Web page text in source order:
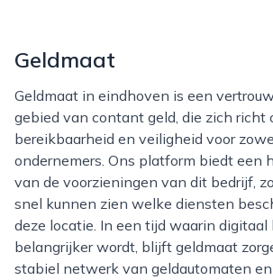
Geldmaat
Geldmaat in eindhoven is een vertrouwde speler op het
gebied van contant geld, die zich richt
bereikbaarheid en veiligheid voor
ondernemers. Ons platform biedt een
van de voorzieningen van dit bedrijf,
snel kunnen zien welke diensten
deze locatie. In een tijd waarin digitaal
belangrijker wordt, blijft geldmaat
stabiel netwerk van geldautomaten